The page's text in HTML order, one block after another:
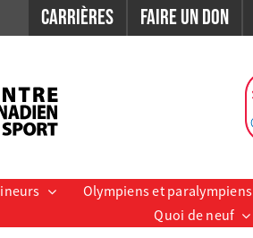
Carrières Faire un don
Olympiens et paralympiens
Quoi de neuf